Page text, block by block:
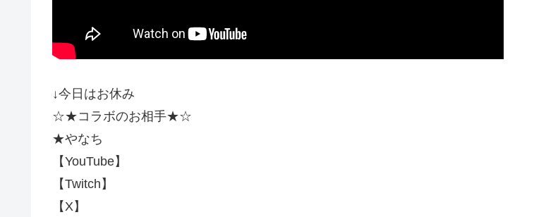
↓今日はお休み
☆★コラボのお相手★☆
★やなち
【YouTube】
【Twitch】
【X】